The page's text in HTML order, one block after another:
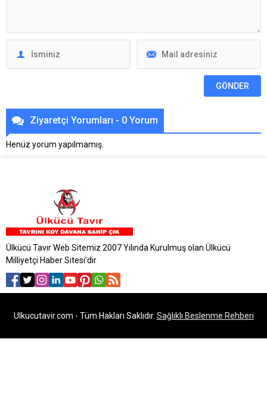
Ziyaretçi Yorumları - 0 Yorum
Henüz yorum yapılmamış.
Ülkücü Tavır Web Sitemiz 2007 Yılında Kurulmuş olan Ülkücü
Milliyetçi Haber Sitesi'dir
Ulkucutavir.com - Tüm Hakları Saklıdır. Sağlıklı Beslenme Rehberi